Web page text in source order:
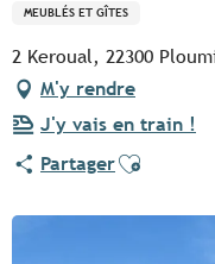
MEUBLÉS ET GÎTES
2 Keroual, 22300
M'y rendre
J'y vais en train !
PartagerAjouter aux